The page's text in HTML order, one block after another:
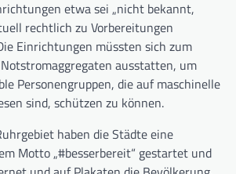
etwa sei „nicht bekannt,
rechtlich zu Vorbereitungen
Einrichtungen müssten sich zum
ausstatten, um
Personengruppen, die auf maschinelle
sind, schützen zu können.
haben die Städte eine
Motto „#besserbereit“ gestartet und